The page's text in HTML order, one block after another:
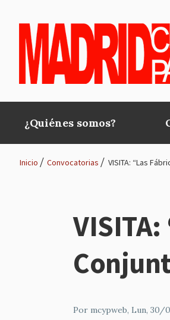
Main
navigation
¿Quiénes somos?
navegación
Inicio Convocatorias VISITA: “Las
Por mcypweb, Lun, 30/